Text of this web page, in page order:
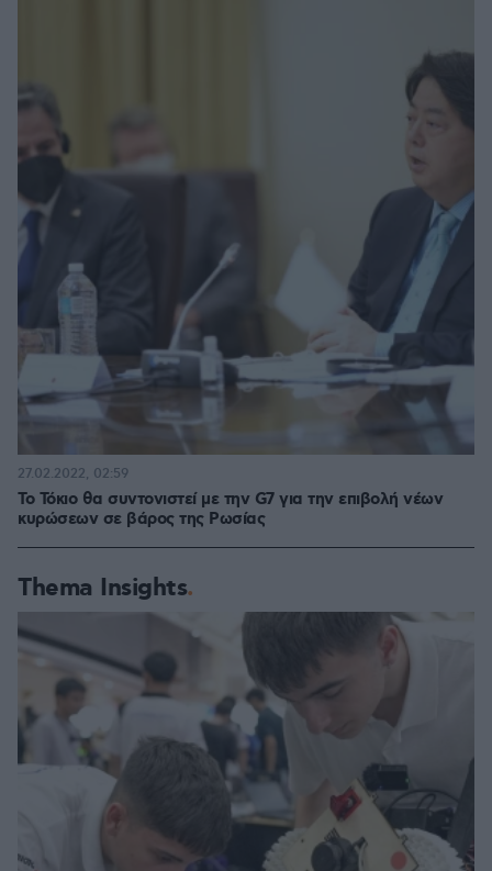
Το Τόκιο θα συντονιστεί με την G7 για την επιβολή νέων
κυρώσεων σε βάρος της Ρωσίας
27.02.2022, 02:59
Thema Insights